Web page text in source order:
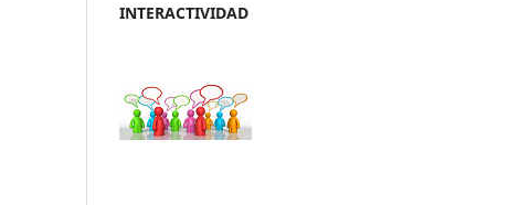
INTERACTIVIDAD